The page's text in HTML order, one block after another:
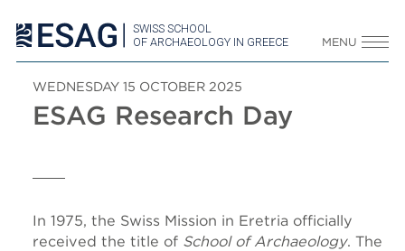
SWISS SCHOOL
OF ARCHAEOLOGY IN GREECE
MENU
WEDNESDAY 15 OCTOBER 2025
ESAG Research Day
In 1975, the Swiss Mission in Eretria officially
received the title of School of Archaeology. The